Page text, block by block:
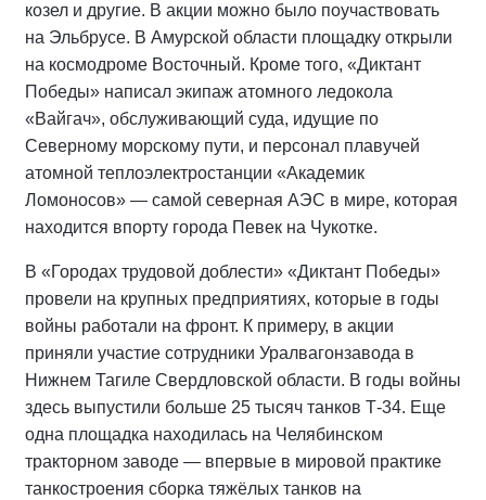
козел и другие. В акции можно было поучаствовать
на Эльбрусе. В Амурской области площадку открыли
на космодроме Восточный. Кроме того, «Диктант
Победы» написал экипаж атомного ледокола
«Вайгач», обслуживающий суда, идущие по
Северному морскому пути, и персонал плавучей
атомной теплоэлектростанции «Академик
Ломоносов» — самой северная АЭС в мире, которая
находится впорту города Певек на Чукотке.
В «Городах трудовой доблести» «Диктант Победы»
провели на крупных предприятиях, которые в годы
войны работали на фронт. К примеру, в акции
приняли участие сотрудники Уралвагонзавода в
Нижнем Тагиле Свердловской области. В годы войны
здесь выпустили больше 25 тысяч танков Т-34. Еще
одна площадка находилась на Челябинском
тракторном заводе — впервые в мировой практике
танкостроения сборка тяжёлых танков на